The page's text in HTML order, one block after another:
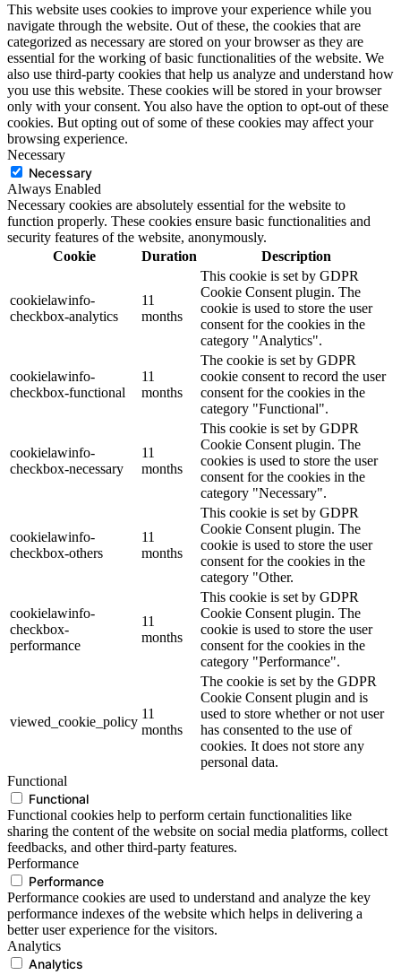
This website uses cookies to improve your experience while you
navigate through the website. Out of these, the cookies that are
categorized as necessary are stored on your browser as they are
essential for the working of basic functionalities of the website. We
also use third-party cookies that help us analyze and understand how
you use this website. These cookies will be stored in your browser
only with your consent. You also have the option to opt-out of these
cookies. But opting out of some of these cookies may affect your
browsing experience.
Necessary
Necessary
Always Enabled
Necessary cookies are absolutely essential for the website to
function properly. These cookies ensure basic functionalities and
security features of the website, anonymously.
Cookie
Duration Description
cookielawinfo-
checkbox-analytics
11
months
This cookie is set by GDPR
Cookie Consent plugin. The
cookie is used to store the user
consent for the cookies in the
category "Analytics".
cookielawinfo-
checkbox-functional
11
months
The cookie is set by GDPR
cookie consent to record the user
consent for the cookies in the
category "Functional".
cookielawinfo-
checkbox-necessary
11
months
This cookie is set by GDPR
Cookie Consent plugin. The
cookies is used to store the user
consent for the cookies in the
category "Necessary".
cookielawinfo-
checkbox-others
11
months
This cookie is set by GDPR
Cookie Consent plugin. The
cookie is used to store the user
consent for the cookies in the
category "Other.
cookielawinfo-
checkbox-
performance
11
months
This cookie is set by GDPR
Cookie Consent plugin. The
cookie is used to store the user
consent for the cookies in the
category "Performance".
viewed_cookie_policy
11
months
The cookie is set by the GDPR
Cookie Consent plugin and is
used to store whether or not user
has consented to the use of
cookies. It does not store any
personal data.
Functional
Functional
Functional cookies help to perform certain functionalities like
sharing the content of the website on social media platforms, collect
feedbacks, and other third-party features.
Performance
Performance
Performance cookies are used to understand and analyze the key
performance indexes of the website which helps in delivering a
better user experience for the visitors.
Analytics
Analytics